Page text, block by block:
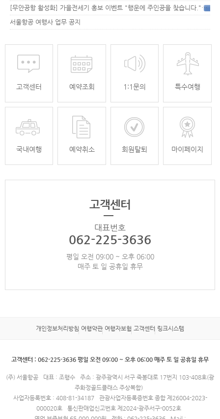
[무안공항 활성화] 가을전세기 홍보 이벤트 "행운에 주인공을 찾습니다."33
서울항공 여행사 업무 공지
고객센터 예약조회 1:1문의 특수여행
국내여행 예약취소 회원탈퇴 마이페이지
고객센터
대표번호
062-225-3636
평일 오전 09:00 ~ 오후 06:00
매주 토 일 공휴일 휴무
개인정보처리방침 여행약관 여행자보험 고객센터 링크시스템
고객센터 : 062-225-3636 평일 오전 09:00 ~ 오후 06:00 매주 토 일 공휴일 휴무
(주) 서울항공 대표 : 조행수
주소 : 광주광역시 서구 죽봉대로 17번지 103-408호(광
주화정골드클래스 주상복합)
사업자등록번호 : 408-81-34187
관광사업자등록증번호 종합 제26004-2023-
000020호
통신판매업신고번호 제2024-광주서구-0052호